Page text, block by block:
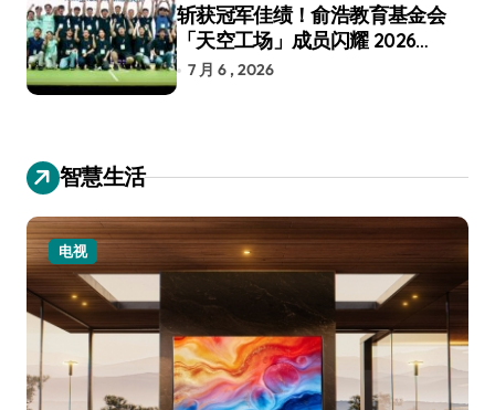
斩获冠军佳绩！俞浩教育基金会
「天空工场」成员闪耀 2026
RoboCup 机器人世界杯
7 月 6 , 2026
智慧生活
小家电